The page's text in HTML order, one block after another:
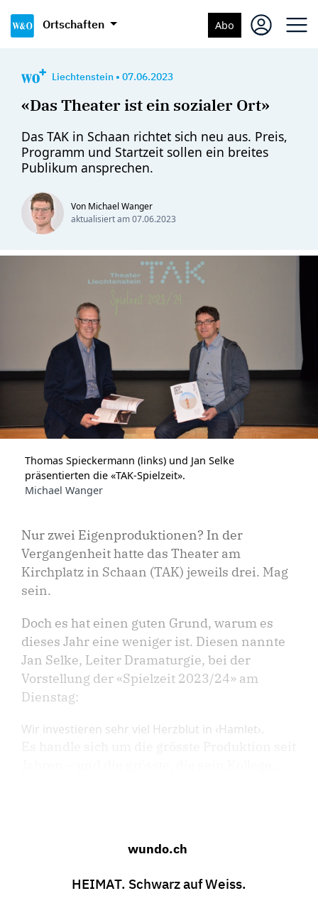
Ortschaften Abo
Liechtenstein • 07.06.2023
«Das Theater ist ein sozialer Ort»
Das TAK in Schaan richtet sich neu aus. Preis,
Programm und Startzeit sollen ein breites
Publikum ansprechen.
Von Michael Wanger
aktualisiert am07.06.2023
Thomas Spieckermann (links) und Jan Selke
präsentierten die «TAK-Spielzeit».
Michael Wanger
Nur zwei Eigenproduktionen? In der
Vergangenheit hatte das Theater am
Kirchplatz in Schaan (TAK) jeweils drei. Mag
sein.
Doch es hat einen guten Grund, warum es
dieses Jahr eine weniger ist. Diesen nannte
Jan Selke, Leiter Dramaturgie, bei der
Vorstellung der «Spielzeit 2023/24» am
Dienstag:
Wir investieren sehr viel Herzblut in ‹Hamlet›.
wundo.ch
HEIMAT. Schwarz auf Weiss.